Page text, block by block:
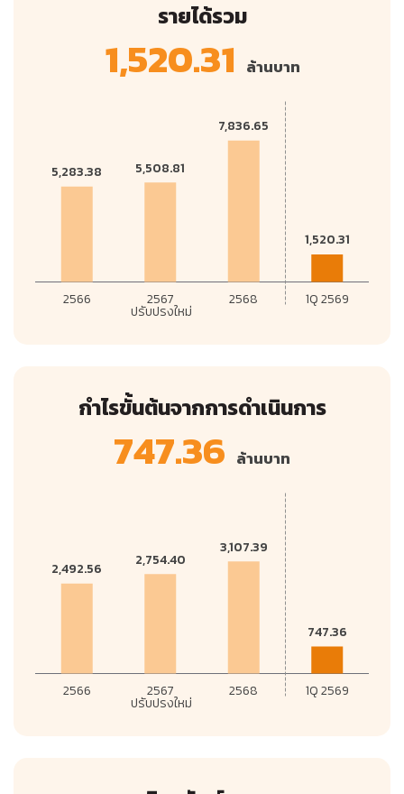
รายได้รวม
1,520.31 ล้านบาท
กำไรขั้นต้นจากการดำเนินการ
747.36 ล้านบาท